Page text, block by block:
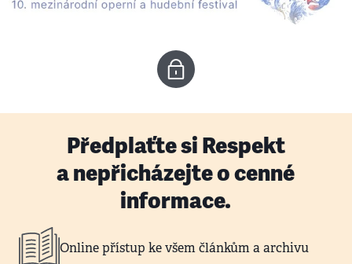
Předplaťte si Respekt
a nepřicházejte o cenné
informace.
Online přístup ke všem článkům a archivu